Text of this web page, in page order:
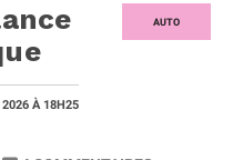
AUTO
2026 À 18H25